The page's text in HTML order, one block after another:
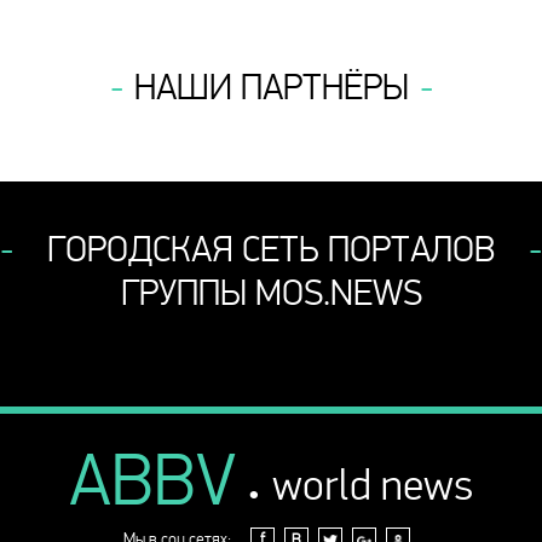
НАШИ ПАРТНЁРЫ
ГОРОДСКАЯ СЕТЬ ПОРТАЛОВ
ГРУППЫ MOS.NEWS
ABBV . world news